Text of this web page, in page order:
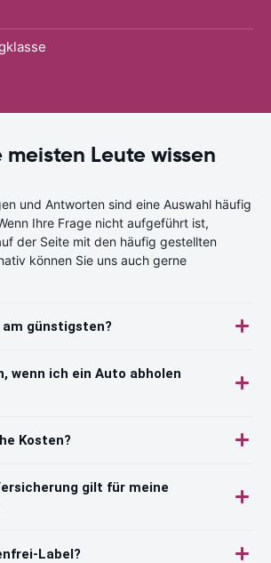
meisten Leute wissen
und Antworten sind eine Auswahl häufig
Ihre Frage nicht aufgeführt ist,
der Seite mit den häufig gestellten
können Sie uns auch gerne
günstigsten?
wenn ich ein Auto abholen
Kosten?
gilt für meine
Label?